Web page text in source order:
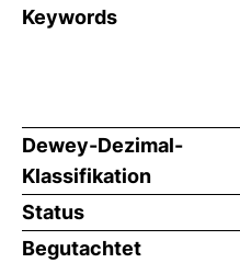
Keywords
Dewey-Dezimal-
Klassifikation
Status
Begutachtet